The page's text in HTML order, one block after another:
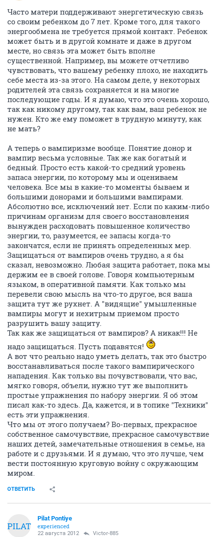
Часто матери поддерживают энергетическую связь
со своим ребенком до 7 лет. Кроме того, для такого
энергообмена не требуется прямой контакт. Ребенок
может быть и в другой комнате и даже в другом
месте, но связь эта может быть вполне
существенной. Например, вы можете отчетливо
чувствовать, что вашему ребенку плохо, не находить
себе места из-за этого. На самом деле, у некоторых
родителей эта связь сохраняется и на многие
последующие годы. И я думаю, что это очень хорошо,
так как никому другому, так как вам, ваш ребенок не
нужен. Кто же ему поможет в трудную минуту, как
не мать?
А теперь о вампиризме вообще. Понятие донор и
вампир весьма условные. Так же как богатый и
бедный. Просто есть какой-то средний уровень
запаса энергии, по которому мы и оцениваем
человека. Все мы в какие-то моменты бываем и
большими донорами и большими вампирами.
Абсолютно все, исключений нет. Если по каким-либо
причинам организм для своего восстановления
вынужден расходовать повышенное количество
энергии, то, разумеется, ее запасы когда-то
закончатся, если не принять определенных мер.
Защищаться от вампиров очень трудно, а я бы
сказал, невозможно. Любая защита работает, пока мы
держим ее в своей голове. Говоря компьютерным
языком, в оперативной памяти. Как только мы
перевели свою мысль на что-то другое, вся ваша
защита тут же рухнет. А "видящие" умышленные
вампиры могут и нехитрым приемом просто
разрушить вашу защиту.
Так как же защищаться от вампиров? А никак!!! Не
надо защищаться. Пусть подавятся!
А вот что реально надо уметь делать, так это быстро
восстанавливаться после такого вампирического
нападения. Как только вы почувствовали, что вас,
мягко говоря, объели, нужно тут же выполнить
простые упражнения по набору энергии. Я об этом
писал как-то здесь. Да, кажется, и в топике "Техники"
есть эти упражнения.
Что мы от этого получаем? Во-первых, прекрасное
собственное самочувствие, прекрасное самочувствие
наших детей, замечательные отношения в семье, на
работе и с друзьями. И я думаю, что это лучше, чем
вести постоянную круговую войну с окружающим
миром.
ОТВЕТИТЬ
PILAT
Pilat Pontiye
experienced
22 августа 2012 Victor-885